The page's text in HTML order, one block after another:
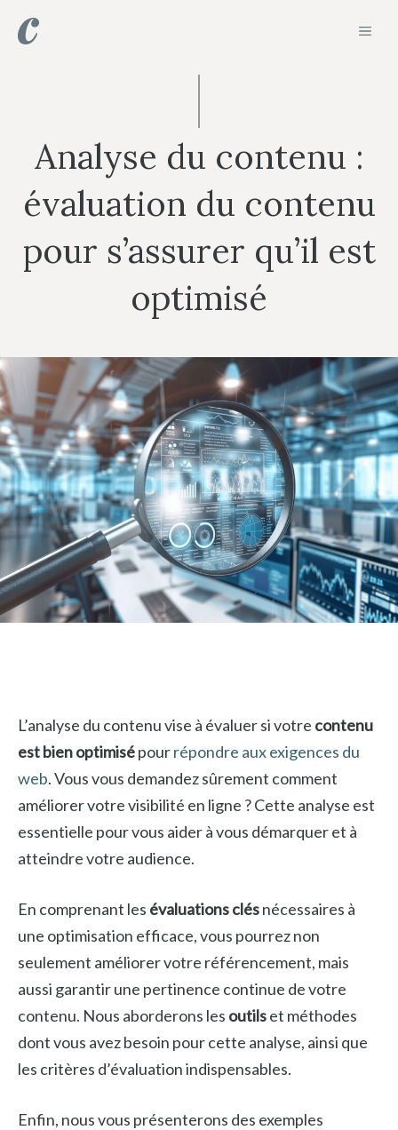
Analyse du contenu :
évaluation du contenu
pour s’assurer qu’il est
optimisé
L’analyse du contenu vise à évaluer si votre contenu
est bien optimisépourrépondre aux exigences du
web. Vous vous demandez sûrement comment
améliorer votre visibilité en ligne ? Cette analyse est
essentielle pour vous aider à vous démarquer et à
atteindre votre audience.
En comprenant les évaluations clésnécessaires à
une optimisation efficace, vous pourrez non
seulement améliorer votre référencement, mais
aussi garantir une pertinence continue de votre
contenu. Nous aborderons les outilset méthodes
dont vous avez besoin pour cette analyse, ainsi que
les critères d’évaluation indispensables.
Enfin, nous vous présenterons des exemples